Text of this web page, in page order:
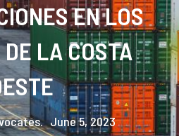
EN LOS
LA COSTA
June 5, 2023